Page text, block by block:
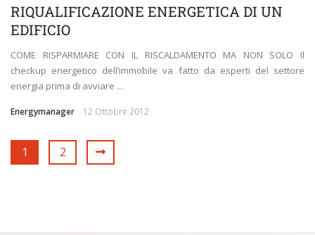
RIQUALIFICAZIONE ENERGETICA DI UN
EDIFICIO
COME RISPARMIARE CON IL RISCALDAMENTO MA NON SOLO Il
checkup energetico dell’immobile va fatto da esperti del settore
energia prima di avviare ...
Energymanager 12 Ottobre 2012
1 2